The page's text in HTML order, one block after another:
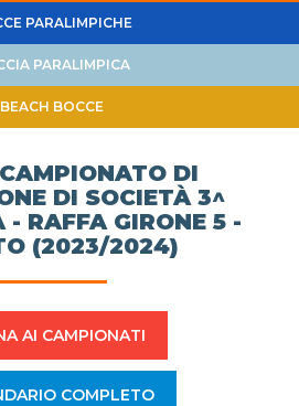
PARALIMPICHE
PARALIMPICA
BEACH BOCCE
DI
DI SOCIETÀ 3^
- RAFFA GIRONE 5 -
(2023/2024)
AI CAMPIONATI
COMPLETO